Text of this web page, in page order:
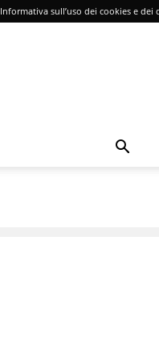
Informativa sull’uso dei cookies e dei